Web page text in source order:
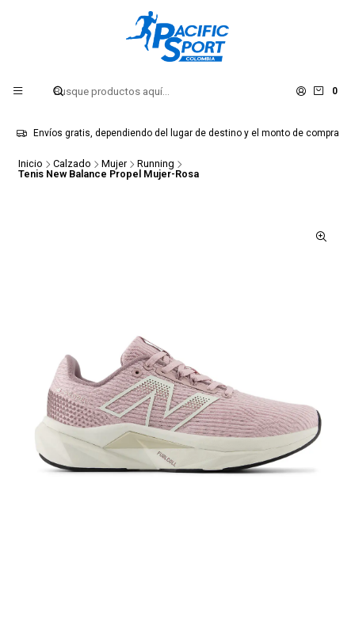
0
Envíos gratis, dependiendo del lugar de destino y el monto de compra
Inicio Calzado Mujer
Running
Tenis New Balance Propel Mujer-Rosa